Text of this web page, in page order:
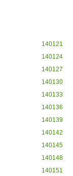
140121
140124
140127
140130
140133
140136
140139
140142
140145
140148
140151